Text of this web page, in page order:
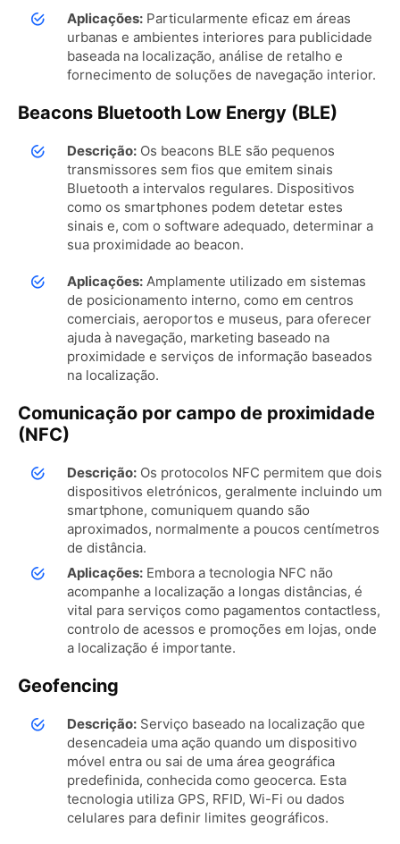
Aplicações: Particularmente eficaz em áreas
urbanas e ambientes interiores para publicidade
baseada na localização, análise de retalho e
fornecimento de soluções de navegação interior.
Beacons Bluetooth Low Energy (BLE)
Descrição: Os beacons BLE são pequenos
transmissores sem fios que emitem sinais
Bluetooth a intervalos regulares. Dispositivos
como os smartphones podem detetar estes
sinais e, com o software adequado, determinar a
sua proximidade ao beacon.
Aplicações: Amplamente utilizado em sistemas
de posicionamento interno, como em centros
comerciais, aeroportos e museus, para oferecer
ajuda à navegação, marketing baseado na
proximidade e serviços de informação baseados
na localização.
Comunicação por campo de proximidade
(NFC)
Descrição: Os protocolos NFC permitem que dois
dispositivos eletrónicos, geralmente incluindo um
smartphone, comuniquem quando são
aproximados, normalmente a poucos centímetros
de distância.
Aplicações: Embora a tecnologia NFC não
acompanhe a localização a longas distâncias, é
vital para serviços como pagamentos contactless,
controlo de acessos e promoções em lojas, onde
a localização é importante.
Geofencing
Descrição: Serviço baseado na localização que
desencadeia uma ação quando um dispositivo
móvel entra ou sai de uma área geográfica
predefinida, conhecida como geocerca. Esta
tecnologia utiliza GPS, RFID, Wi-Fi ou dados
celulares para definir limites geográficos.